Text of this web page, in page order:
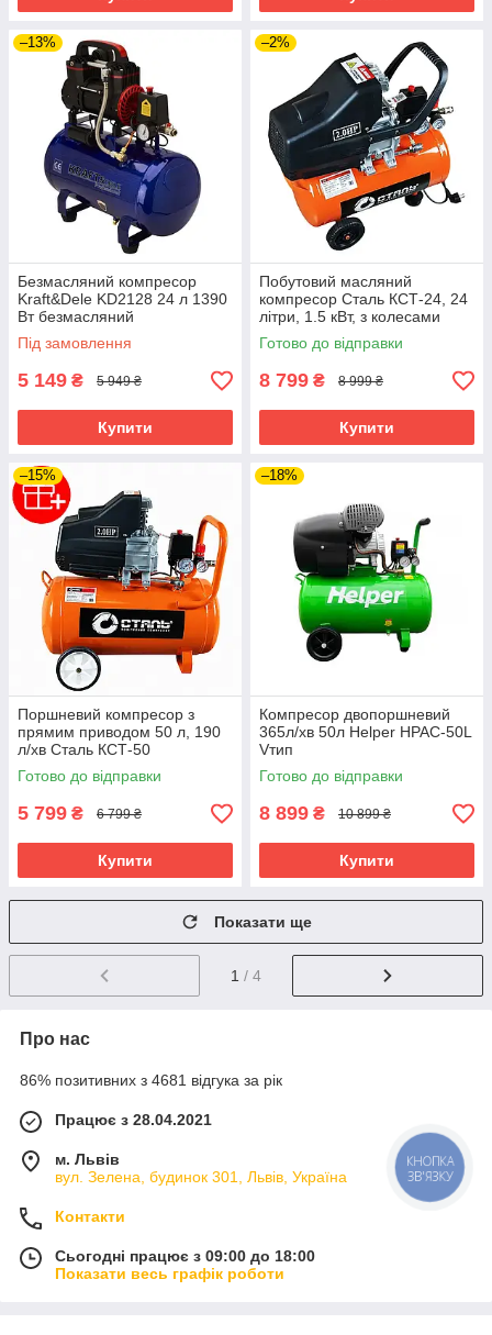
–13%
Безмасляний компресор
Kraft&Dele KD2128 24 л 1390
Вт безмасляний
двопоршневий компресор
для майстерні
Під замовлення
5 149 ₴ 5 949 ₴
Купити
–2%
Побутовий масляний
компресор Сталь КСТ-24, 24
літри, 1.5 кВт, з колесами
Готово до відправки
8 799 ₴ 8 999 ₴
Купити
–15%
Поршневий компресор з
прямим приводом 50 л, 190
л/хв Сталь КСТ-50
Готово до відправки
5 799 ₴ 6 799 ₴
Купити
–18%
Компресор двопоршневий
365л/хв 50л Helper HPAC-50L
Vтип
Готово до відправки
8 899 ₴ 10 899 ₴
Купити
Показати ще
1 / 4
Про нас
86% позитивних з 4681 відгука за рік
Працює з 28.04.2021
м. Львів
вул. Зелена, будинок 301, Львів, Україна
Контакти
Сьогодні працює з 09:00 до 18:00
Показати весь графік роботи
КНОПКА
ЗВ'ЯЗКУ